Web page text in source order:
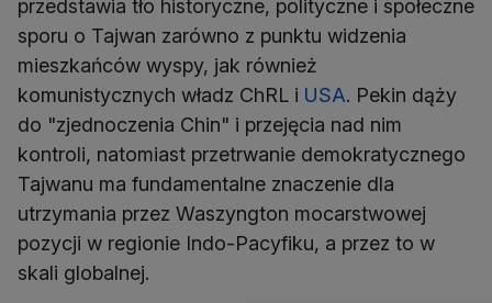
przedstawia tło historyczne, polityczne i społeczne
sporu o Tajwan zarówno z punktu widzenia
mieszkańców wyspy, jak również
komunistycznych władz ChRL i USA. Pekin dąży
do "zjednoczenia Chin" i przejęcia nad nim
kontroli, natomiast przetrwanie demokratycznego
Tajwanu ma fundamentalne znaczenie dla
utrzymania przez Waszyngton mocarstwowej
pozycji w regionie Indo-Pacyfiku, a przez to w
skali globalnej.